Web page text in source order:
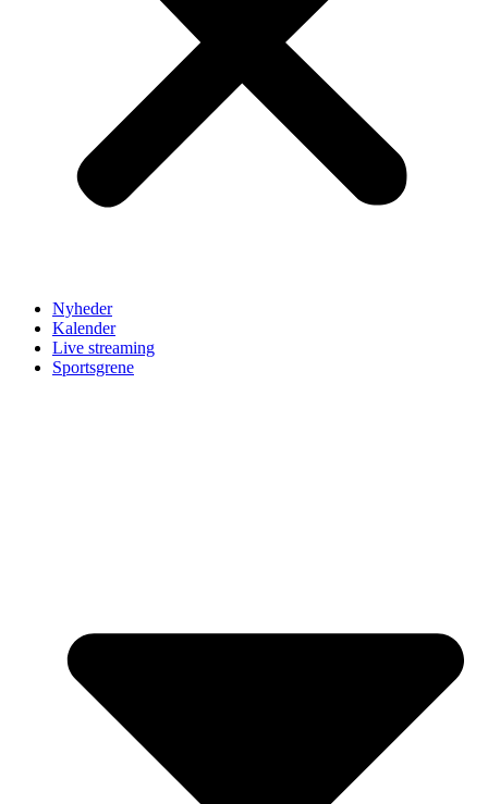
Nyheder
Kalender
Live streaming
Sportsgrene